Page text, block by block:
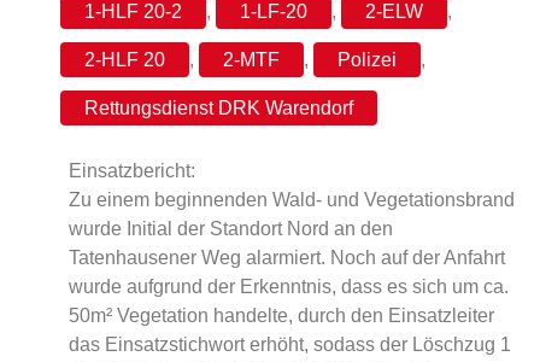
1-HLF 20-2 , 1-LF-20 , 2-ELW ,
2-HLF 20 , 2-MTF , Polizei ,
Rettungsdienst DRK Warendorf
Einsatzbericht:
Zu einem beginnenden Wald- und Vegetationsbrand
wurde Initial der Standort Nord an den
Tatenhausener Weg alarmiert. Noch auf der Anfahrt
wurde aufgrund der Erkenntnis, dass es sich um ca.
50m² Vegetation handelte, durch den Einsatzleiter
das Einsatzstichwort erhöht, sodass der Löschzug 1